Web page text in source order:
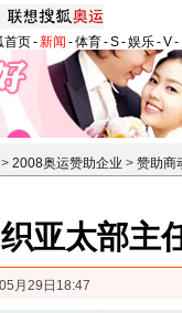
首页-新闻 -体育-S-娱乐-V-
> 2008奥运赞助企业 > 赞助商
织亚太部主
月29日18:47